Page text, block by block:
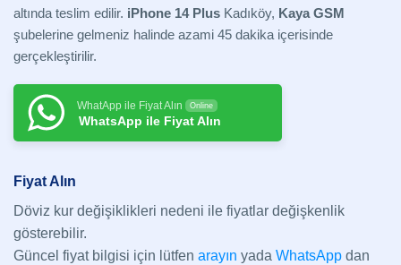
altında teslim edilir. iPhone 14 Plus Kadıköy, Kaya GSM
şubelerine gelmeniz halinde azami 45 dakika içerisinde
gerçekleştirilir.
WhatApp ile Fiyat Alın Online
WhatsApp ile Fiyat Alın
Fiyat Alın
Döviz kur değişiklikleri nedeni ile fiyatlar değişkenlik
gösterebilir.
Güncel fiyat bilgisi için lütfen arayın yada WhatsApp dan